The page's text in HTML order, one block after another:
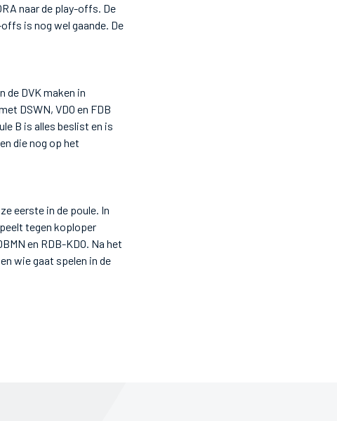
naar de play-offs. De
is nog wel gaande. De
de DVK maken in
DSWN, VDO en FDB
B is alles beslist en is
die nog op het
eerste in de poule. In
tegen koploper
en RDB-KDO. Na het
wie gaat spelen in de